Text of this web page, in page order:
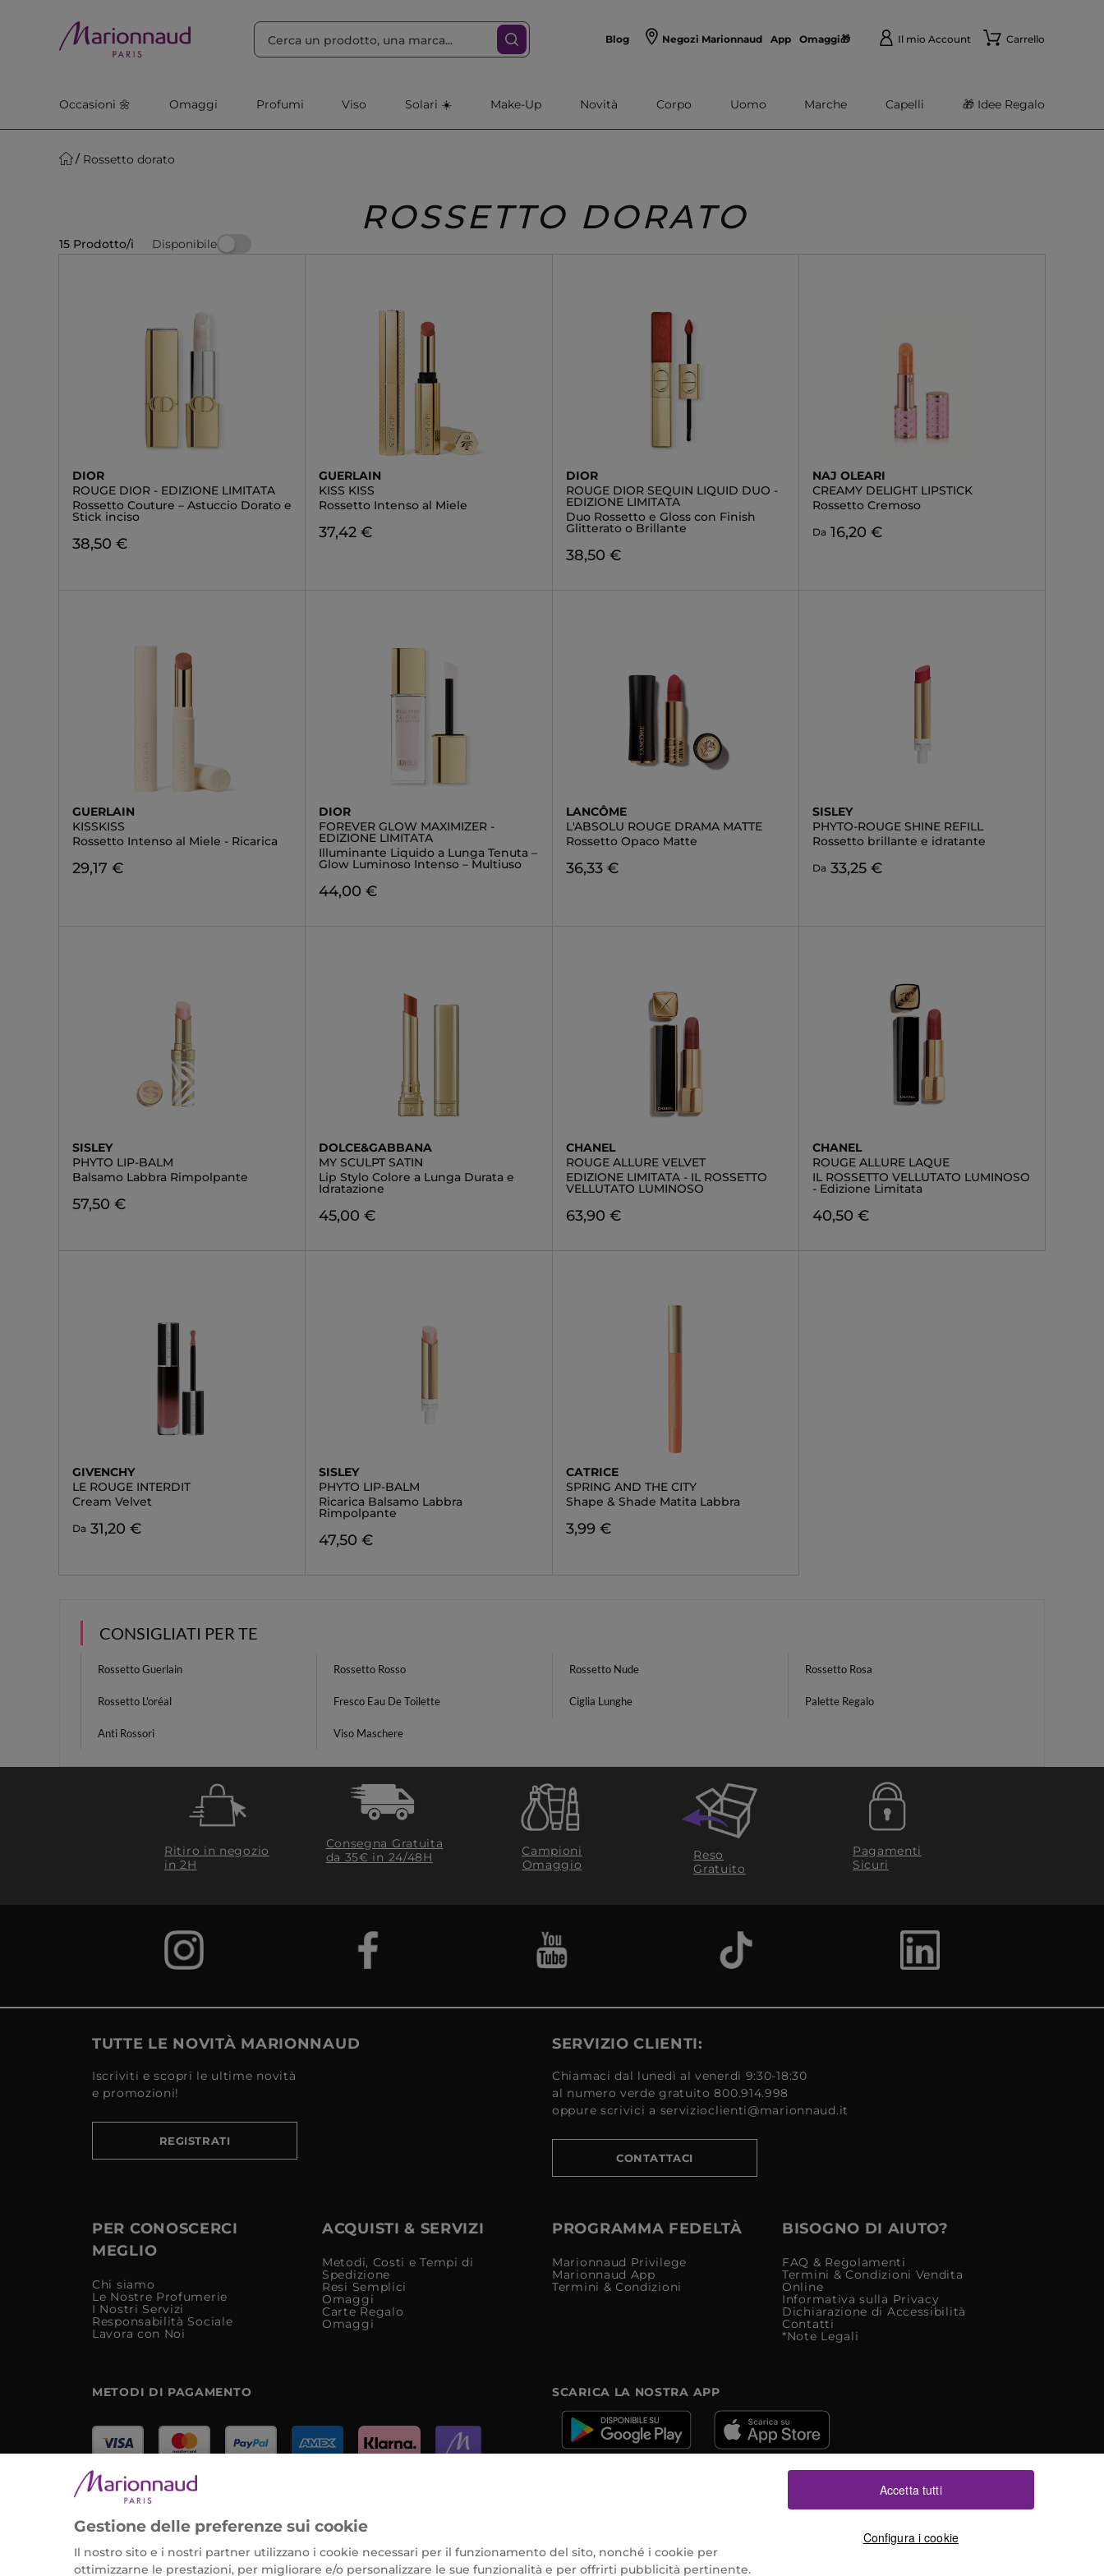
Blog Negozi Marionnaud App Omaggi🎁 Il mio Account Carrello
Occasioni 🌼 Omaggi Profumi Viso Solari ☀️ Make-Up Novità Corpo Uomo Marche Capelli 🎁 Idee Regalo
Rossetto dorato
ROSSETTO DORATO
15 Prodotto/i Disponibile
DIOR
ROUGE DIOR - EDIZIONE LIMITATA
Rossetto Couture – Astuccio Dorato e
Stick inciso
38,50 €
GUERLAIN
KISS KISS
Rossetto Intenso al Miele
37,42 €
DIOR
ROUGE DIOR SEQUIN LIQUID DUO -
EDIZIONE LIMITATA
Duo Rossetto e Gloss con Finish
Glitterato o Brillante
38,50 €
NAJ OLEARI
CREAMY DELIGHT LIPSTICK
Rossetto Cremoso
Da 16,20 €
GUERLAIN
KISSKISS
Rossetto Intenso al Miele - Ricarica
29,17 €
DIOR
FOREVER GLOW MAXIMIZER -
EDIZIONE LIMITATA
Illuminante Liquido a Lunga Tenuta –
Glow Luminoso Intenso – Multiuso
44,00 €
LANCÔME
L'ABSOLU ROUGE DRAMA MATTE
Rossetto Opaco Matte
36,33 €
SISLEY
PHYTO-ROUGE SHINE REFILL
Rossetto brillante e idratante
Da 33,25 €
SISLEY
PHYTO LIP-BALM
Balsamo Labbra Rimpolpante
57,50 €
DOLCE&GABBANA
MY SCULPT SATIN
Lip Stylo Colore a Lunga Durata e
Idratazione
45,00 €
CHANEL
ROUGE ALLURE VELVET
EDIZIONE LIMITATA - IL ROSSETTO
VELLUTATO LUMINOSO
63,90 €
CHANEL
ROUGE ALLURE LAQUE
IL ROSSETTO VELLUTATO LUMINOSO
- Edizione Limitata
40,50 €
GIVENCHY
LE ROUGE INTERDIT
Cream Velvet
Da 31,20 €
SISLEY
PHYTO LIP-BALM
Ricarica Balsamo Labbra
Rimpolpante
47,50 €
CATRICE
SPRING AND THE CITY
Shape & Shade Matita Labbra
3,99 €
CONSIGLIATI PER TE
Rossetto Guerlain Rossetto Rosso Rossetto Nude Rossetto Rosa
Rossetto L'oréal Fresco Eau De Toilette Ciglia Lunghe Palette Regalo
Anti Rossori Viso Maschere
Ritiro in negozio
in 2H
Consegna Gratuita
da 35€​ in 24/48H
Campioni
Omaggio
Reso
Gratuito
Pagamenti
Sicuri
TUTTE LE NOVITÀ MARIONNAUD
Iscriviti e scopri le ultime novità
e promozioni!
REGISTRATI
SERVIZIO CLIENTI:
Chiamaci dal lunedì al venerdì 9:30-18:30
al numero verde gratuito 800.914.998
oppure scrivici a servizioclienti@marionnaud.it
CONTATTACI
PER CONOSCERCI
MEGLIO
Chi siamo
Le Nostre Profumerie
I Nostri Servizi
Responsabilità Sociale
Lavora con Noi
ACQUISTI & SERVIZI
Metodi, Costi e Tempi di
Spedizione
Resi Semplici
Omaggi
Carte Regalo
Omaggi
PROGRAMMA FEDELTÀ
Marionnaud Privilege
Marionnaud App
Termini & Condizioni
BISOGNO DI AIUTO?
FAQ & Regolamenti
Termini & Condizioni Vendita
Online
Informativa sulla Privacy
Dichiarazione di Accessibilità
Contatti
*Note Legali
METODI DI PAGAMENTO
Marionnaud Parfumeries Italia S.r.l.
Largo Fiera Milano 5, 20017 Rho (MI)
REA Milano 1650024 con P.IVA 13425220152.
SCARICA LA NOSTRA APP
Gestione delle preferenze sui cookie
Il nostro sito e i nostri partner utilizzano i cookie necessari per il funzionamento del sito, nonché i cookie per
ottimizzarne le prestazioni, per migliorare e/o personalizzare le sue funzionalità e per offrirti pubblicità pertinente.
Configura i cookie
Accetta tutti